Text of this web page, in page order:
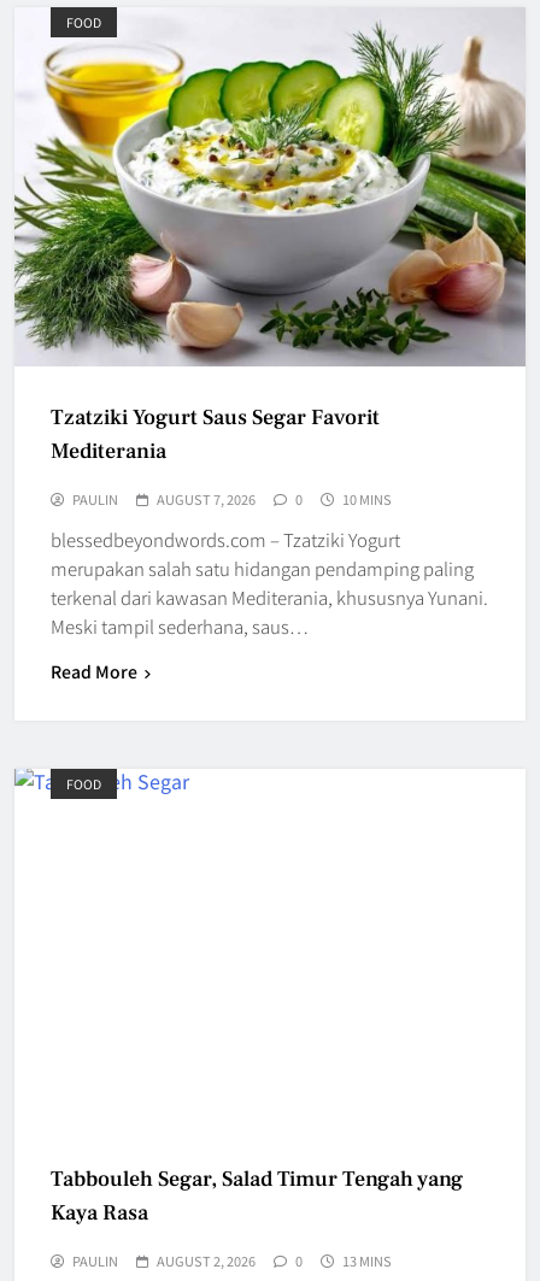
FOOD
Tzatziki Yogurt Saus Segar Favorit
Mediterania
PAULIN AUGUST 7, 2026 0 10 MINS
blessedbeyondwords.com – Tzatziki Yogurt
merupakan salah satu hidangan pendamping paling
terkenal dari kawasan Mediterania, khususnya Yunani.
Meski tampil sederhana, saus…
Read More
FOOD
Tabbouleh Segar, Salad Timur Tengah yang
Kaya Rasa
PAULIN AUGUST 2, 2026 0 13 MINS